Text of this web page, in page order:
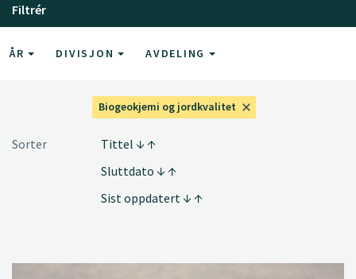
Filtrér
ÅR DIVISJON AVDELING
Biogeokjemi og jordkvalitet
Sorter
Tittel
Sluttdato
Sist oppdatert